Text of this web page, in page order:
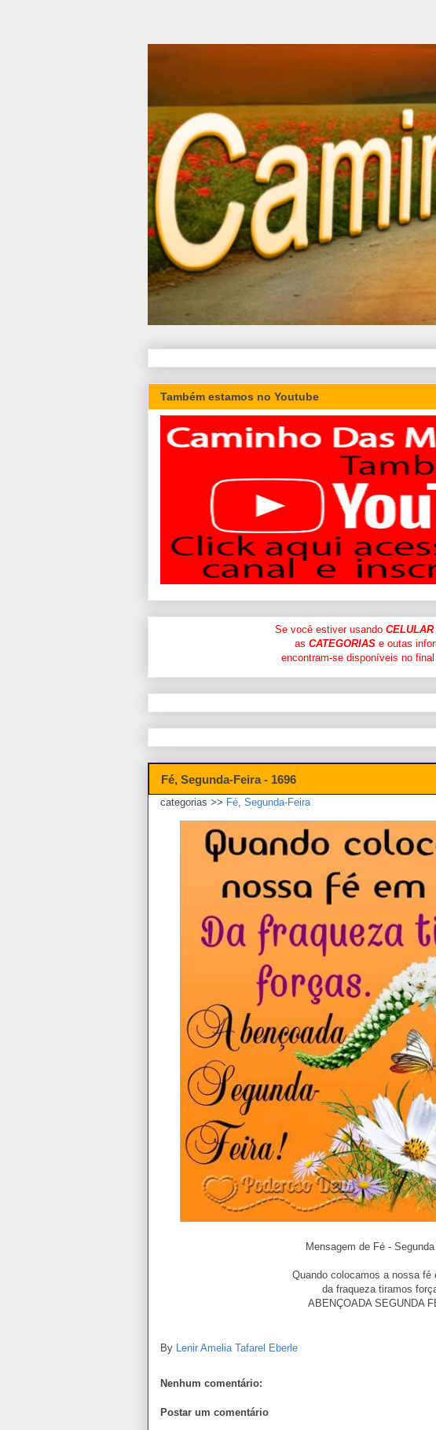
Também estamos no Youtube
Se você estiver usando CELULAR
as CATEGORIASe outas
encontram-se disponíveis no
Fé, Segunda-Feira - 1696
categorias >> Fé Segunda-Feira
Mensagem de Fé -
Quando colocamos a nossa fé
da fraqueza tiramos
ABENÇOADA SEGUNDA
By Lenir Amelia Tafarel Eberle
Nenhum comentário:
Postar um comentário